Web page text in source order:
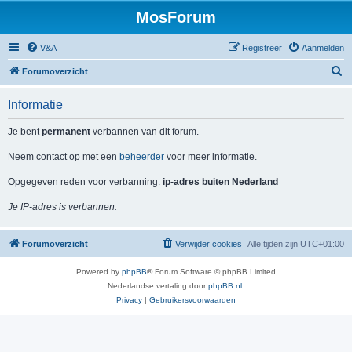
MosForum
V&A Aanmelden
Registreer
Forumoverzicht
Informatie
Je bentpermanent verbannen van dit forum.
Neem contact op met een beheerder voor meer informatie.
Opgegeven reden voor verbanning: ip-adres buiten Nederland
Je IP-adres is verbannen.
Forumoverzicht Alle tijden zijn UTC+01:00
Verwijder cookies
Powered by phpBB® Forum Software © phpBB Limited
Nederlandse vertaling doorphpBB.nl
Privacy | Gebruikersvoorwaarden